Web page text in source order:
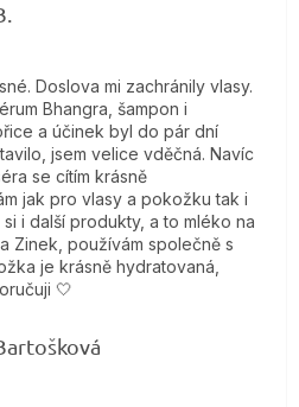
je 5 z 5 hviezdičiek.
Doslova mi zachránily vlasy.
Bhangra, šampon i
a účinek byl do pár dní
jsem velice vděčná. Navíc
se cítím krásně
jak pro vlasy a pokožku tak i
i další produkty, a to mléko na
Zinek, používám společně s
je krásně hydratovaná,
🤍
je 5 z 5 hviezdičiek.